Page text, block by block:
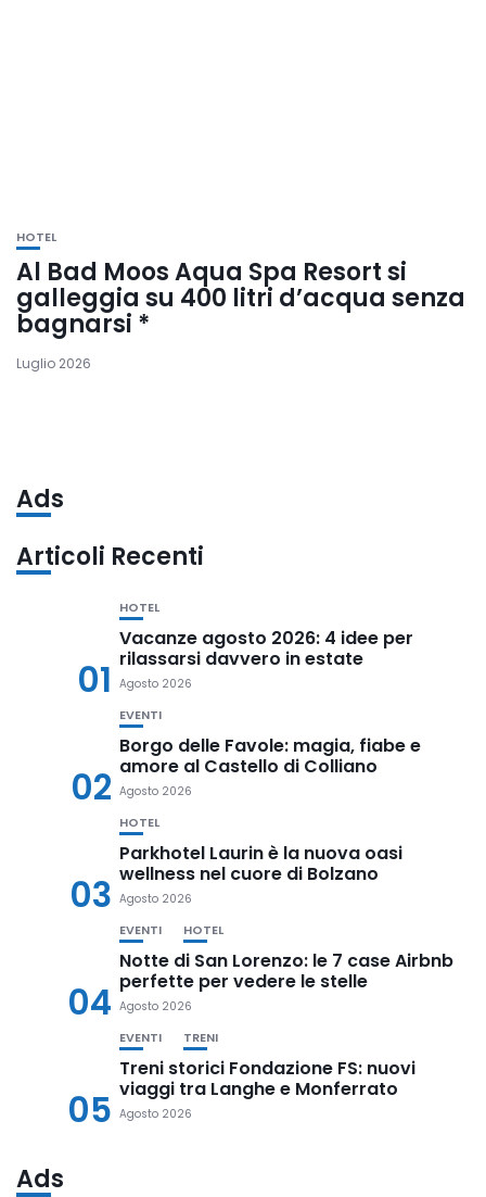
HOTEL
Al Bad Moos Aqua Spa Resort si
galleggia su 400 litri d’acqua senza
bagnarsi *
Luglio 2026
Ads
Articoli Recenti
01
HOTEL
Vacanze agosto 2026: 4 idee per
rilassarsi davvero in estate
Agosto 2026
02
EVENTI
Borgo delle Favole: magia, fiabe e
amore al Castello di Colliano
Agosto 2026
03
HOTEL
Parkhotel Laurin è la nuova oasi
wellness nel cuore di Bolzano
Agosto 2026
04
EVENTI HOTEL
Notte di San Lorenzo: le 7 case Airbnb
perfette per vedere le stelle
Agosto 2026
05
EVENTI TRENI
Treni storici Fondazione FS: nuovi
viaggi tra Langhe e Monferrato
Agosto 2026
Ads